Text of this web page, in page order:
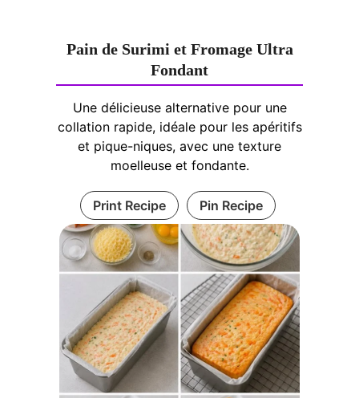
Pain de Surimi et Fromage Ultra
Fondant
Une délicieuse alternative pour une
collation rapide, idéale pour les apéritifs
et pique-niques, avec une texture
moelleuse et fondante.
Print Recipe Pin Recipe